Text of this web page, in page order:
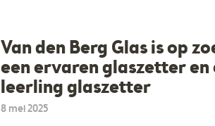
Van den Berg Glas is op
een ervaren glaszetter en
leerling glaszetter
8 mei 2025